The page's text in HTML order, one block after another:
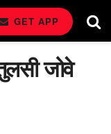
GET APP
जोवे